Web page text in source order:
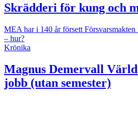
Skrädderi för kung och
MEA har i 140 år försett
– hur?
Krönika
Magnus Demervall
jobb (utan semester)